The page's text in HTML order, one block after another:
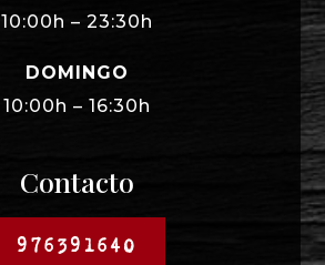
10:00h – 23:30h
DOMINGO
10:00h – 16:30h
Contacto
976391640